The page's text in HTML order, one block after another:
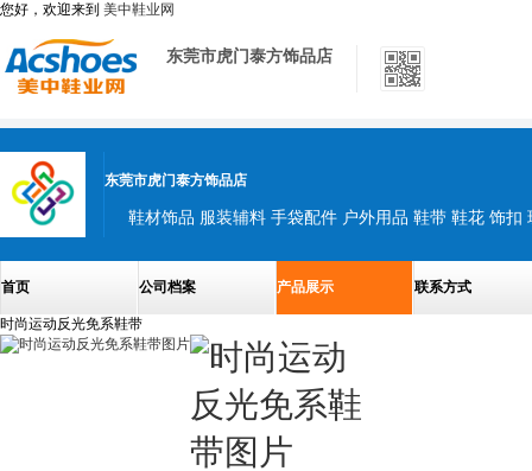
您好，欢迎来到 美中鞋业网
东莞市虎门泰方饰品店
东莞市虎门泰方饰品店
首页 公司档案 产品展示 联系方式
时尚运动反光免系鞋带